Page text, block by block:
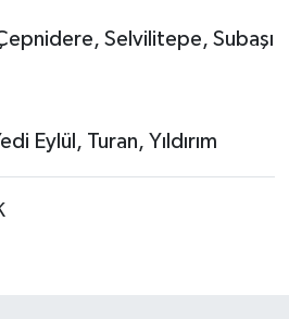
Selvilitepe, Subaşı
Eylül, Turan, Yıldırım